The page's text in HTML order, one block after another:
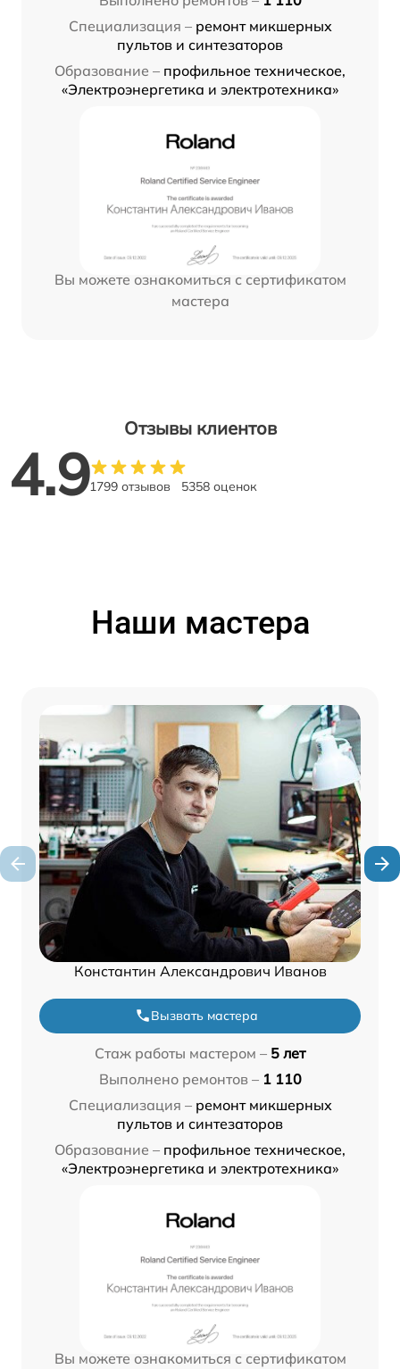
Специализация – ремонт микшерных
пультов и синтезаторов
Образование – профильное техническое,
«Электроэнергетика и электротехника»
Вы можете ознакомиться с сертификатом
мастера
Отзывы клиентов
4.91799 отзывов 5358 оценок
Наши мастера
Константин Александрович Иванов
Вызвать мастера
Стаж работы мастером – 5 лет
Выполнено ремонтов – 1 110
Специализация – ремонт микшерных
пультов и синтезаторов
Образование – профильное техническое,
«Электроэнергетика и электротехника»
Вы можете ознакомиться с сертификатом